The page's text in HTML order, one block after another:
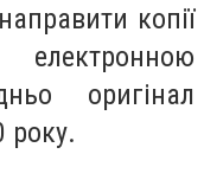
копії
електронною
оригінал
року.